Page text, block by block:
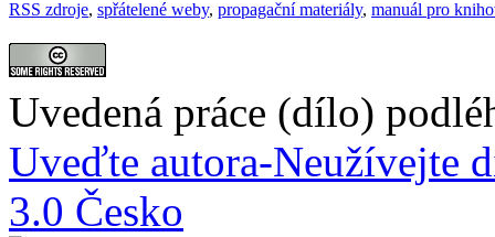
RSS zdroje, spřátelené weby, propagační materiály, manuál pro
Uvedená práce (dílo)
Uveďte autora-Neužívejte
3.0 Česko